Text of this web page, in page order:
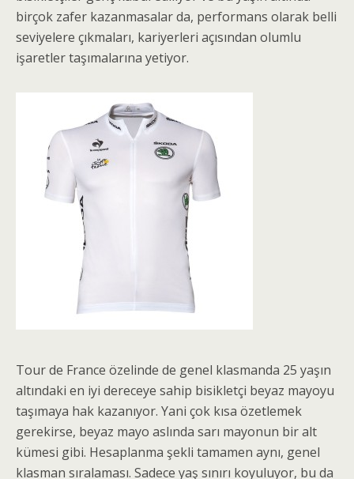
birçok zafer kazanmasalar da, performans olarak belli
seviyelere çıkmaları, kariyerleri açısından olumlu
işaretler taşımalarına yetiyor.
Tour de France özelinde de genel klasmanda 25 yaşın
altındaki en iyi dereceye sahip bisikletçi beyaz mayoyu
taşımaya hak kazanıyor. Yani çok kısa özetlemek
gerekirse, beyaz mayo aslında sarı mayonun bir alt
kümesi gibi. Hesaplanma şekli tamamen aynı, genel
klasman sıralaması. Sadece yaş sınırı koyuluyor, bu da